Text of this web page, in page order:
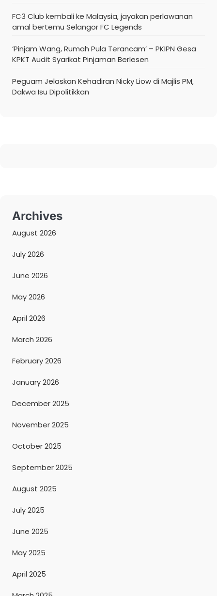
FC3 Club kembali ke Malaysia, jayakan perlawanan
amal bertemu Selangor FC Legends
‘Pinjam Wang, Rumah Pula Terancam’ – PKIPN Gesa
KPKT Audit Syarikat Pinjaman Berlesen
Peguam Jelaskan Kehadiran Nicky Liow di Majlis PM,
Dakwa Isu Dipolitikkan
Archives
August 2026
July 2026
June 2026
May 2026
April 2026
March 2026
February 2026
January 2026
December 2025
November 2025
October 2025
September 2025
August 2025
July 2025
June 2025
May 2025
April 2025